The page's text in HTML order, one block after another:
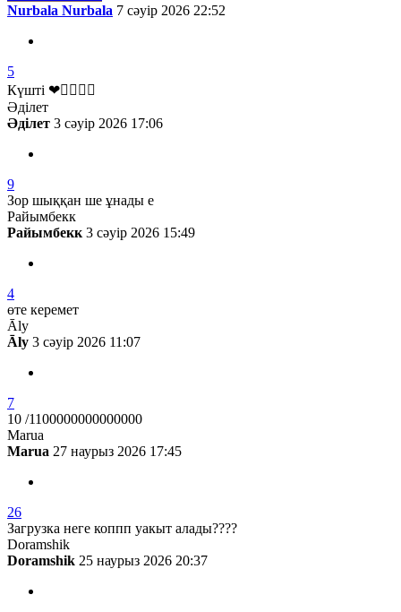
Nurbala Nurbala 7 сәуір 2026 22:52
5
Күшті ❤❤️‍🔥❤️‍🔥
Әділет
Әділет 3 сәуір 2026 17:06
9
Зор шыққан ше ұнады е
Райымбекк
Райымбекк 3 сәуір 2026 15:49
4
өте керемет
Āly
Āly 3 сәуір 2026 11:07
7
10 /1100000000000000
Marua
Marua 27 наурыз 2026 17:45
26
Загрузка неге коппп уакыт алады????
Doramshik
Doramshik 25 наурыз 2026 20:37